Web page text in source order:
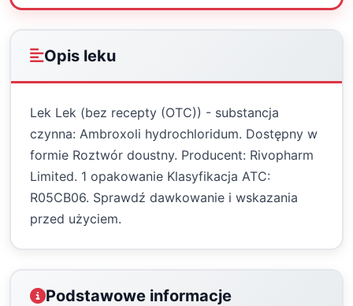
Opis leku
Lek Lek (bez recepty (OTC)) - substancja
czynna: Ambroxoli hydrochloridum. Dostępny w
formie Roztwór doustny. Producent: Rivopharm
Limited. 1 opakowanie Klasyfikacja ATC:
R05CB06. Sprawdź dawkowanie i wskazania
przed użyciem.
Podstawowe informacje